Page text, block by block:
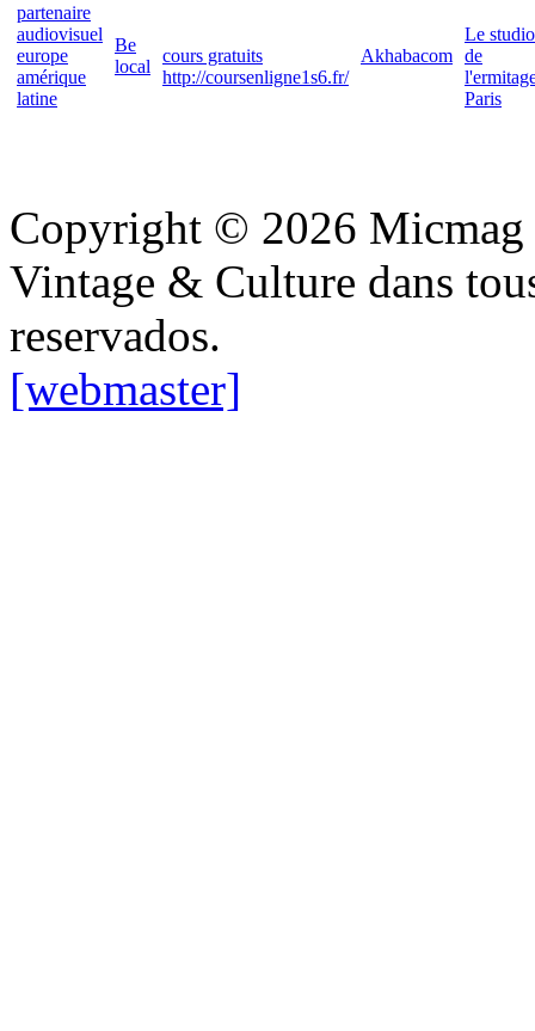
partenaire
audiovisuel
europe
amérique
latine
Be
local
cours gratuits
http://coursenligne1s6.fr/
Akhabacom
Le studio
de
Paris
Copyright © 2026 Micmag
Vintage & Culture dans
reservados.
[webmaster]